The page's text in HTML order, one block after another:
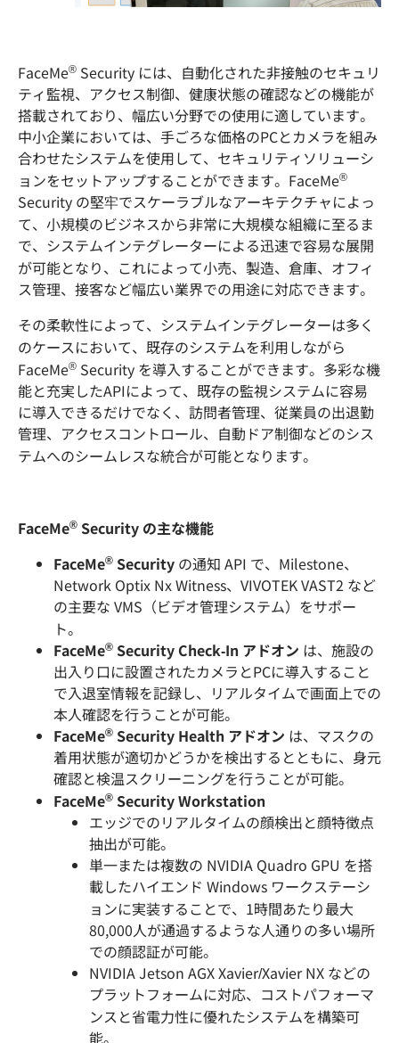
FaceMe® Security には、自動化された非接触のセキュリ
ティ監視、アクセス制御、健康状態の確認などの機能が
搭載されており、幅広い分野での使用に適しています。
中小企業においては、手ごろな価格のPCとカメラを組み
合わせたシステムを使用して、セキュリティソリューシ
ョンをセットアップすることができます。FaceMe®
Security の堅牢でスケーラブルなアーキテクチャによっ
て、小規模のビジネスから非常に大規模な組織に至るま
で、システムインテグレーターによる迅速で容易な展開
が可能となり、これによって小売、製造、倉庫、オフィ
ス管理、接客など幅広い業界での用途に対応できます。
その柔軟性によって、システムインテグレーターは多く
のケースにおいて、既存のシステムを利用しながら
FaceMe® Security を導入することができます。多彩な機
能と充実したAPIによって、既存の監視システムに容易
に導入できるだけでなく、訪問者管理、従業員の出退勤
管理、アクセスコントロール、自動ドア制御などのシス
テムへのシームレスな統合が可能となります。
FaceMe® Security の主な機能
FaceMe® Security の通知 API で、Milestone、
Network Optix Nx Witness、VIVOTEK VAST2 など
の主要な VMS（ビデオ管理システム）をサポー
ト。
FaceMe® Security Check-In アドオン は、施設の
出入り口に設置されたカメラとPCに導入すること
で入退室情報を記録し、リアルタイムで画面上での
本人確認を行うことが可能。
FaceMe® Security Health アドオン は、マスクの
着用状態が適切かどうかを検出するとともに、身元
確認と検温スクリーニングを行うことが可能。
FaceMe® Security Workstation
エッジでのリアルタイムの顔検出と顔特徴点
抽出が可能。
単一または複数の NVIDIA Quadro GPU を搭
載したハイエンド Windows ワークステーシ
ョンに実装することで、1時間あたり最大
80,000人が通過するような人通りの多い場所
での顔認証が可能。
NVIDIA Jetson AGX Xavier/Xavier NX などの
プラットフォームに対応、コストパフォーマ
ンスと省電力性に優れたシステムを構築可
能。